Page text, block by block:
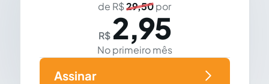
de R$29,50por
R$ 2,95
No primeiro mês
Assinar